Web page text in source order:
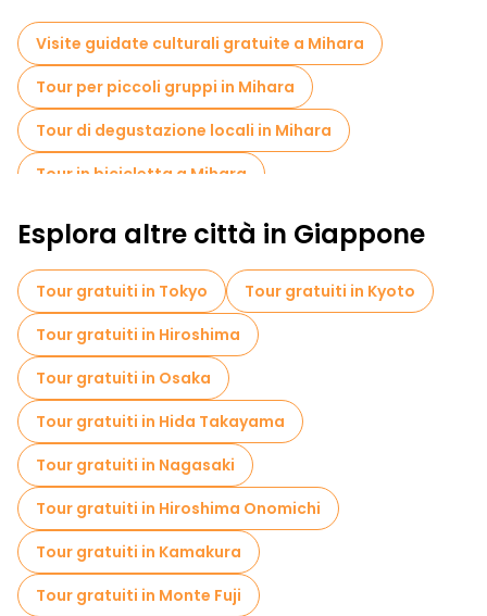
un'architettura splendidamente conservata e da giardini
sereni. Inoltre, le rovine del castello di Mihara offrono uno
sguardo alla storia feudale della regione, con i resti di un
castello un tempo potente.
Visite guidate culturali gratuite a Mihara
Tour per piccoli gruppi in Mihara
Tour di degustazione locali in Mihara
Tour in bicicletta a Mihara
Esplora altre città in Giappone
Tour gratuiti in Tokyo
Tour gratuiti in Kyoto
Tour gratuiti in Hiroshima
Tour gratuiti in Osaka
Tour gratuiti in Hida Takayama
Tour gratuiti in Nagasaki
Tour gratuiti in Hiroshima Onomichi
Tour gratuiti in Kamakura
Tour gratuiti in Monte Fuji